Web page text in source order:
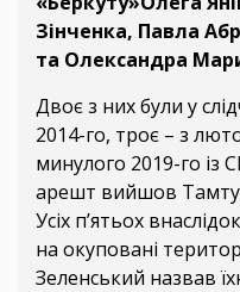
Зінченка, Павла
та Олександра
Двоє з них були у
2014-го, троє – з
минулого 2019-го із
арешт вийшов
Усіх п’ятьох
на окуповані
Зеленський назвав